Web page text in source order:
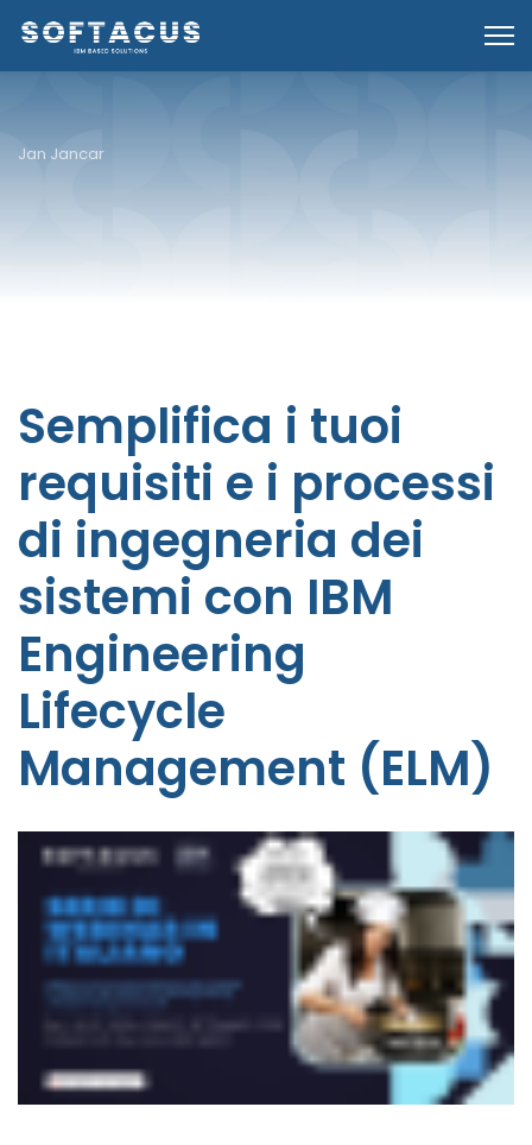
Jan Jancar
Semplifica i tuoi
requisiti e i processi
di ingegneria dei
sistemi con IBM
Engineering
Lifecycle
Management (ELM)